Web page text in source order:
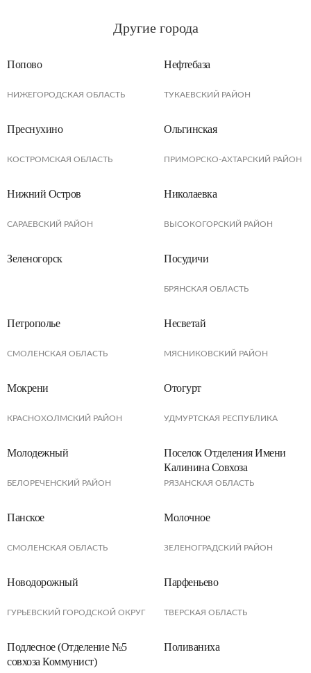
Другие города
Попово
НИЖЕГОРОДСКАЯ ОБЛАСТЬ
Нефтебаза
ТУКАЕВСКИЙ РАЙОН
Преснухино
КОСТРОМСКАЯ ОБЛАСТЬ
Ольгинская
ПРИМОРСКО-АХТАРСКИЙ РАЙОН
Нижний Остров
САРАЕВСКИЙ РАЙОН
Николаевка
ВЫСОКОГОРСКИЙ РАЙОН
Зеленогорск Посудичи
БРЯНСКАЯ ОБЛАСТЬ
Петрополье
СМОЛЕНСКАЯ ОБЛАСТЬ
Несветай
МЯСНИКОВСКИЙ РАЙОН
Мокрени
КРАСНОХОЛМСКИЙ РАЙОН
Отогурт
УДМУРТСКАЯ РЕСПУБЛИКА
Молодежный
БЕЛОРЕЧЕНСКИЙ РАЙОН
Поселок Отделения Имени
Калинина Совхоза
Возрождение
РЯЗАНСКАЯ ОБЛАСТЬ
Панское
СМОЛЕНСКАЯ ОБЛАСТЬ
Молочное
ЗЕЛЕНОГРАДСКИЙ РАЙОН
Новодорожный
ГУРЬЕВСКИЙ ГОРОДСКОЙ ОКРУГ
Парфеньево
ТВЕРСКАЯ ОБЛАСТЬ
Подлесное (Отделение №5
совхоза Коммунист)
Поливаниха